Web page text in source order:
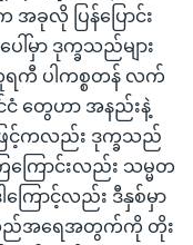
လို ပြန်ပြောင်း
ါ်မှာ ဒုက္ခသည်များ
တူရကီ ပါကစ္စတန် လက်
တွေဟာ အနည်းနဲ့
ဖြင့်ကလည်း ဒုက္ခသည်
ြကြောင်းလည်း သမ္မတ
ကြောင့်လည်း ဒီနှစ်မှာ
သည်အရေအတွက်ကို တိုး